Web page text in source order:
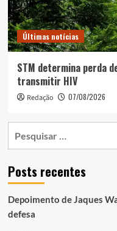
Últimas notícias
STM determina perda
transmitir HIV
Redação 07/08/2026
Posts recentes
Depoimento de Jaques
defesa